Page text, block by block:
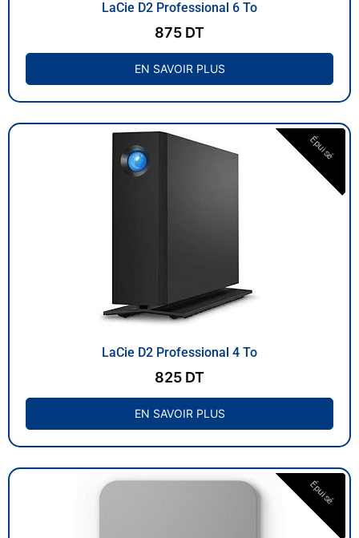
LaCie D2 Professional 6 To
875 DT
EN SAVOIR PLUS
LaCie D2 Professional 4 To
Épuisé
825 DT
EN SAVOIR PLUS
Épuisé